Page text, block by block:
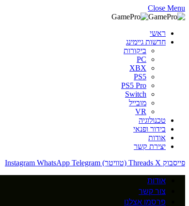
Close Menu
ראשי
חדשות גיימינג
ביקורות
PC
XBX
PS5
PS5 Pro
Switch
מובייל
VR
טכנולוגיה
בידור ופנאי
אודות
יצירת קשר
פייסבוק
Threads X (טוויטר) Instagram WhatsApp Telegram
אודות
צור קשר
פרסמו אצלנו